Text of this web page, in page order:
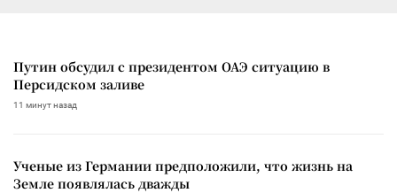
Путин обсудил с президентом ОАЭ ситуацию в
Персидском заливе
11 минут назад
Ученые из Германии предположили, что жизнь на
Земле появлялась дважды